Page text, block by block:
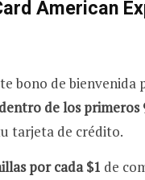
American
bono de bienvenida
de los primeros
tarjeta de crédito.
por cada $1 de